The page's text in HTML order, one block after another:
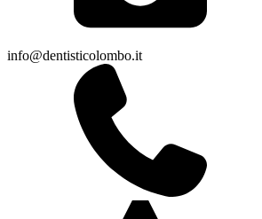
info@dentisticolombo.it